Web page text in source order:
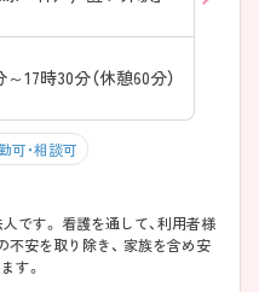
17時30分（休憩60分）
可・相談可
、利用者様
不安を取り除き、 家族を含め安
す。